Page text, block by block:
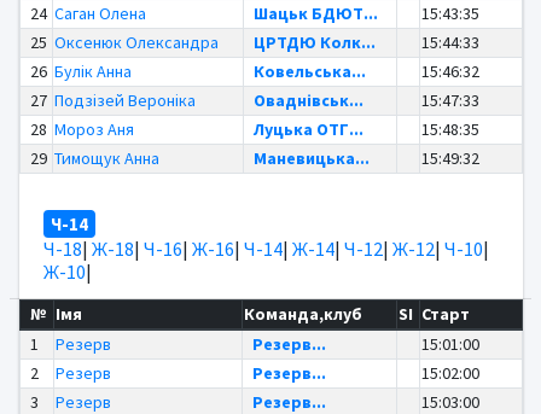
24 Саган Олена Шацьк БДЮТ...
15:43:35
25 Оксенюк Олександра ЦРТДЮ Колк...
15:44:33
26 Булік Анна Ковельська...
15:46:32
27 Подзізей Вероніка Оваднівськ...
15:47:33
28 Мороз Аня Луцька ОТГ...
15:48:35
29 Тимощук Анна Маневицька... 15:49:32
Ч-14
Ч-18| Ж-18| Ч-16| Ж-16| Ч-14| Ж-14| Ч-12| Ж-12| Ч-10|
Ж-10|
№ Імя Команда,клуб SI Старт
1
Резерв Резерв...
15:01:00
2
Резерв Резерв...
15:02:00
3
Резерв Резерв...
15:03:00